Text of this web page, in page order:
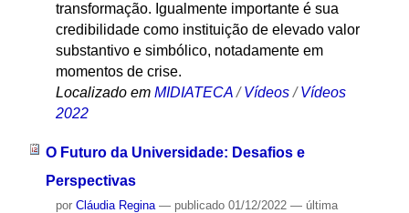
transformação. Igualmente importante é sua
credibilidade como instituição de elevado valor
substantivo e simbólico, notadamente em
momentos de crise.
Localizado em MIDIATECA /Vídeos /Vídeos
2022
O Futuro da Universidade: Desafios e
Perspectivas
por Cláudia Regina — publicado01/12/2022 — última